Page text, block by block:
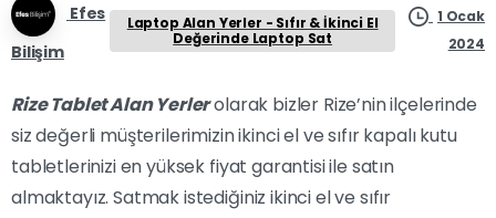
Efes
Bilişim
Laptop Alan Yerler - Sıfır & İkinci El
Değerinde Laptop Sat
1 Ocak
2024
Rize Tablet Alan Yerlerolarak bizler Rize’nin ilçelerinde
siz değerli müşterilerimizin ikinci el ve sıfır kapalı kutu
tabletlerinizi en yüksek fiyat garantisi ile satın
almaktayız. Satmak istediğiniz ikinci el ve sıfır